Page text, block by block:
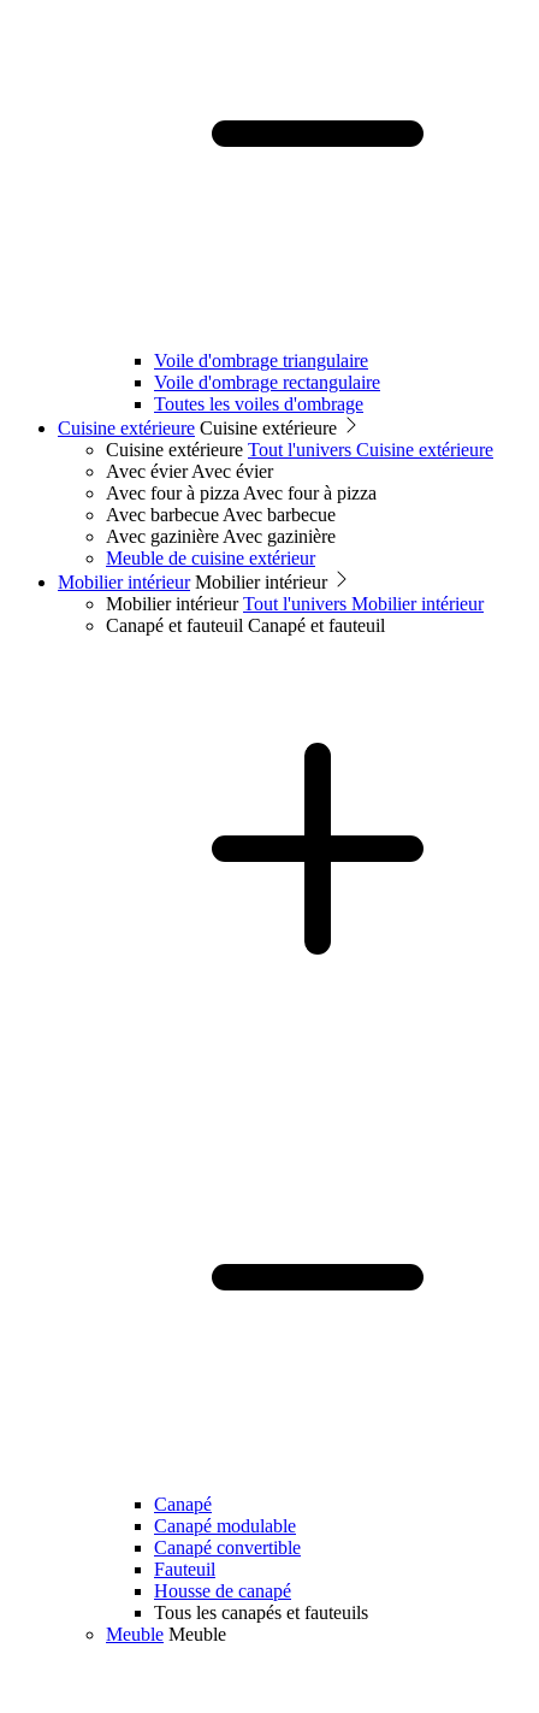
Voile d'ombrage triangulaire
Voile d'ombrage rectangulaire
Toutes les voiles d'ombrage
Cuisine extérieure Cuisine extérieure
Cuisine extérieure Tout l'univers Cuisine extérieure
Avec évier Avec évier
Avec four à pizza Avec four à pizza
Avec barbecue Avec barbecue
Avec gazinière Avec gazinière
Meuble de cuisine extérieur
Mobilier intérieur Mobilier intérieur
Mobilier intérieur Tout l'univers Mobilier intérieur
Canapé et fauteuil Canapé et fauteuil
Canapé
Canapé modulable
Canapé convertible
Fauteuil
Housse de canapé
Tous les canapés et fauteuils
Meuble Meuble